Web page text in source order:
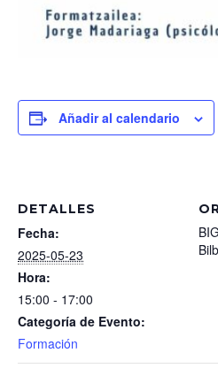
Añadir al calendario
DETALLES
Fecha:
2025-05-23
Hora:
15:00 - 17:00
Categoría de Evento:
Formación